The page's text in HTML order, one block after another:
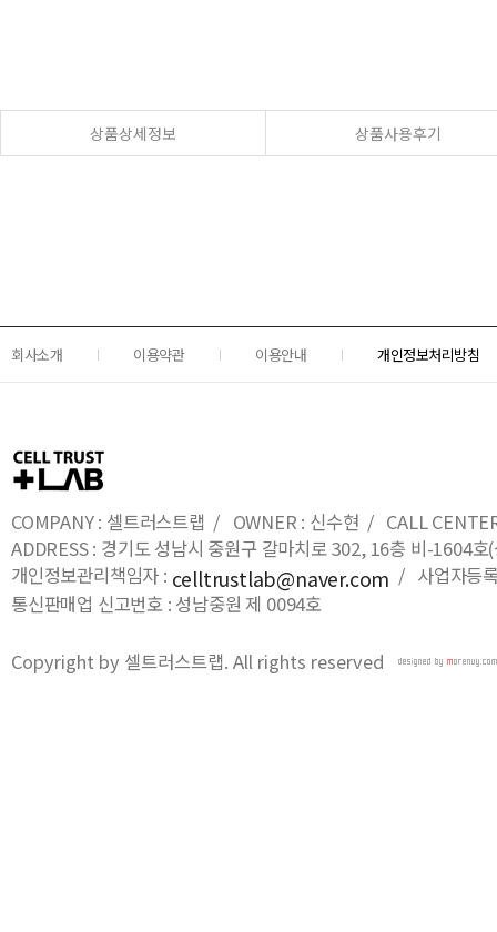
상품상세정보 상품사용후기
회사소개 이용약관 이용안내 개인정보처리방침
COMPANY : 셀트러스트랩 / OWNER : 신수현 / CALL
ADDRESS : 경기도 성남시 중원구 갈마치로 302, 16층 비-1604
개인정보관리책임자 : celltrustlab@naver.com / 사업자등
통신판매업 신고번호 : 성남중원 제 0094호
Copyright by 셀트러스트랩. All rights reserved